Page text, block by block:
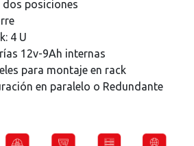
posiciones
4 U
12v-9Ah internas
para montaje en rack
en paralelo o Redundante